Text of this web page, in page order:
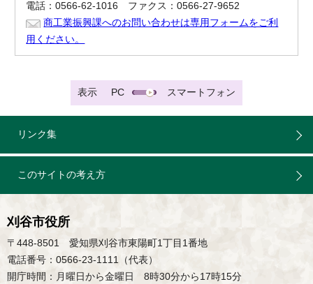
電話：0566-62-1016 ファクス：0566-27-9652
商工業振興課へのお問い合わせは専用フォームをご利
用ください。
表示 PC スマートフォン
リンク集
このサイトの考え方
刈谷市役所
〒448-8501 愛知県刈谷市東陽町1丁目1番地
電話番号：0566-23-1111（代表）
開庁時間：月曜日から金曜日 8時30分から17時15分